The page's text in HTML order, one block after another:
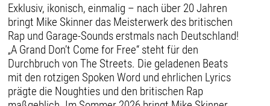
Exklusiv, ikonisch, einmalig – nach über 20 Jahren
bringt Mike Skinner das Meisterwerk des britischen
Rap und Garage-Sounds erstmals nach Deutschland!
„A Grand Don’t Come for Free“ steht für den
Durchbruch von The Streets. Die geladenen Beats
mit den rotzigen Spoken Word und ehrlichen Lyrics
prägte die Noughties und den britischen Rap